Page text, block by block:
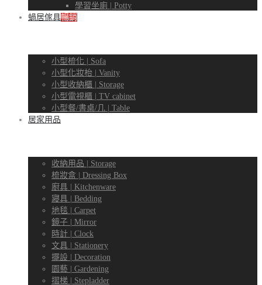
學習坐廁 | Potty
蝸居傢具暢銷
小型梳化 | Sofa
小型化妝枱 | Vanity
小型收納櫃 | Storage
小型電視櫃 | TV cabinet
小型餐/書桌/几 | Table
居家用品
收納用品 | Storage
梳妝盒 | Dressing Box
廚具 | Kitchenware
寢具 | Bedding
地毯 | Carpet
鏡子 | Mirror
時計 | Clock
文具 | Stationery
擺設 | Decoration
園藝 | Gardening
摺梯 | Stepladder